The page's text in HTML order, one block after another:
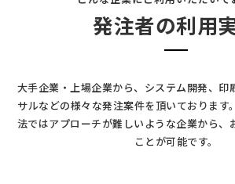
発注者の利用
大手企業・上場企業から、システム開発、印
サルなどの様々な発注案件を頂いております。
法ではアプローチが難しいような企業から、
ことが可能です。